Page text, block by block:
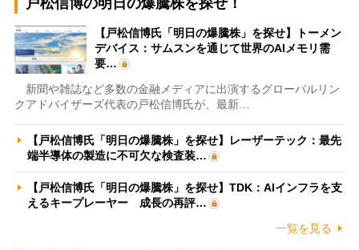
【戸松信博氏「明日の爆騰株」を探せ】トーメン
デバイス：サムスンを通じて世界のAIメモリ需
要…
新聞や雑誌など多数の金融メディアに出演するグローバルリン
クアドバイザーズ代表の戸松信博氏が、最新…
【戸松信博氏「明日の爆騰株」を探せ】レーザーテック：最先
端半導体の製造に不可欠な検査装…
【戸松信博氏「明日の爆騰株」を探せ】TDK：AIインフラを支
えるキープレーヤー 成長の再評…
一覧を見る